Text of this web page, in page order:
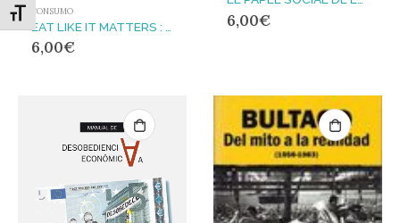
Alternar tamaño de letra
CONSUMO
6,00€
6,00€